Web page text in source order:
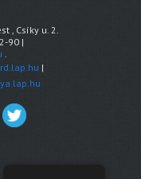
Csíky u. 2.
90|
|